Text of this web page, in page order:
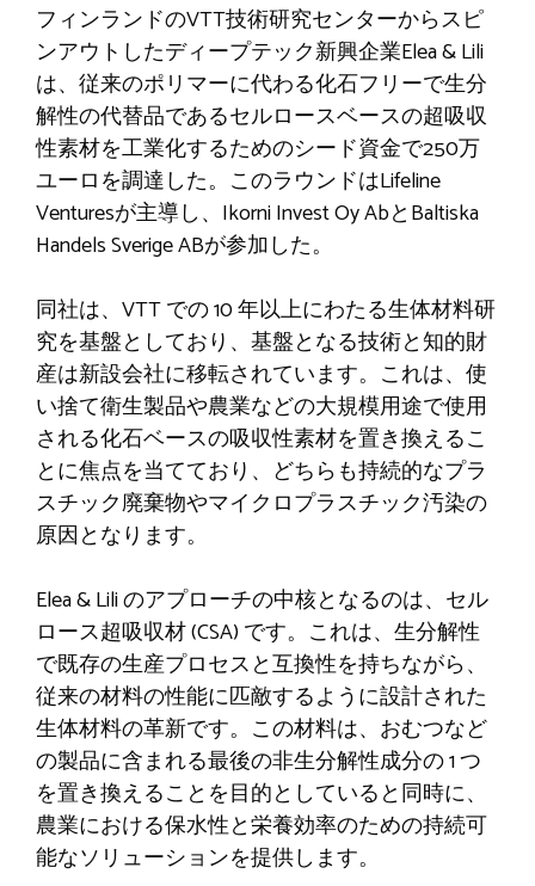
フィンランドのVTT技術研究センターからスピ
ンアウトしたディープテック新興企業Elea & Lili
は、従来のポリマーに代わる化石フリーで生分
解性の代替品であるセルロースベースの超吸収
性素材を工業化するためのシード資金で250万
ユーロを調達した。このラウンドはLifeline
Venturesが主導し、Ikorni Invest Oy AbとBaltiska
Handels Sverige ABが参加した。
同社は、VTT での 10 年以上にわたる生体材料研
究を基盤としており、基盤となる技術と知的財
産は新設会社に移転されています。これは、使
い捨て衛生製品や農業などの大規模用途で使用
される化石ベースの吸収性素材を置き換えるこ
とに焦点を当てており、どちらも持続的なプラ
スチック廃棄物やマイクロプラスチック汚染の
原因となります。
Elea & Lili のアプローチの中核となるのは、セル
ロース超吸収材 (CSA) です。これは、生分解性
で既存の生産プロセスと互換性を持ちながら、
従来の材料の性能に匹敵するように設計された
生体材料の革新です。この材料は、おむつなど
の製品に含まれる最後の非生分解性成分の 1 つ
を置き換えることを目的としていると同時に、
農業における保水性と栄養効率のための持続可
能なソリューションを提供します。